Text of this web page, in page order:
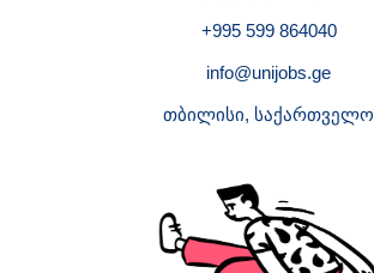
+995 599 864040
info@unijobs.ge
თბილისი, საქართველო